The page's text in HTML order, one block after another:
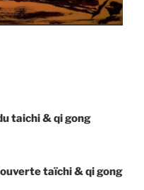
taichi & qi gong
taïchi & qi gong